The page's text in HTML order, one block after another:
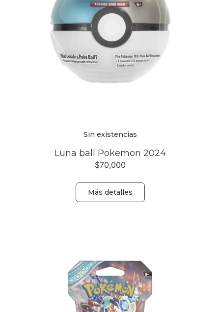
Sin existencias
Luna ball Pokemon 2024
$70,000
Más detalles